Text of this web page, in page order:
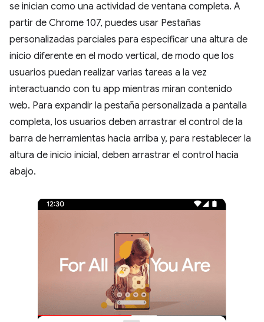
se inician como una actividad de ventana completa. A
partir de Chrome 107, puedes usar Pestañas
personalizadas parciales para especificar una altura de
inicio diferente en el modo vertical, de modo que los
usuarios puedan realizar varias tareas a la vez
interactuando con tu app mientras miran contenido
web. Para expandir la pestaña personalizada a pantalla
completa, los usuarios deben arrastrar el control de la
barra de herramientas hacia arriba y, para restablecer la
altura de inicio inicial, deben arrastrar el control hacia
abajo.